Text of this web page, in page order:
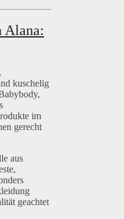
Alana:
kuschelig
im
gerecht
aus
geachtet